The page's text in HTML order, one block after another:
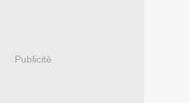
Publicité